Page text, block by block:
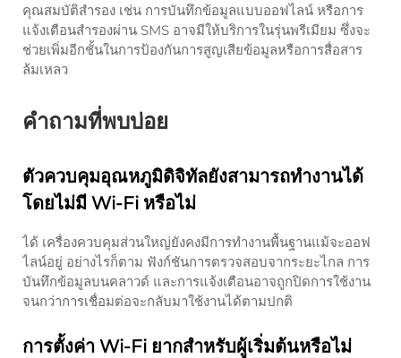
คุณสมบัติสำรอง เช่น การบันทึกข้อมูลแบบออฟไลน์ หรือการ
แจ้งเตือนสำรองผ่าน SMS อาจมีให้บริการในรุ่นพรีเมียม ซึ่งจะ
ช่วยเพิ่มอีกชั้นในการป้องกันการสูญเสียข้อมูลหรือการสื่อสาร
ล้มเหลว
คำถามที่พบบ่อย
ตัวควบคุมอุณหภูมิดิจิทัลยังสามารถทำงานได้
โดยไม่มี Wi-Fi หรือไม่
ได้ เครื่องควบคุมส่วนใหญ่ยังคงมีการทำงานพื้นฐานแม้จะออฟ
ไลน์อยู่ อย่างไรก็ตาม ฟังก์ชันการตรวจสอบจากระยะไกล การ
บันทึกข้อมูลบนคลาวด์ และการแจ้งเตือนอาจถูกปิดการใช้งาน
จนกว่าการเชื่อมต่อจะกลับมาใช้งานได้ตามปกติ
การตั้งค่า Wi-Fi ยากสำหรับผู้เริ่มต้นหรือไม่